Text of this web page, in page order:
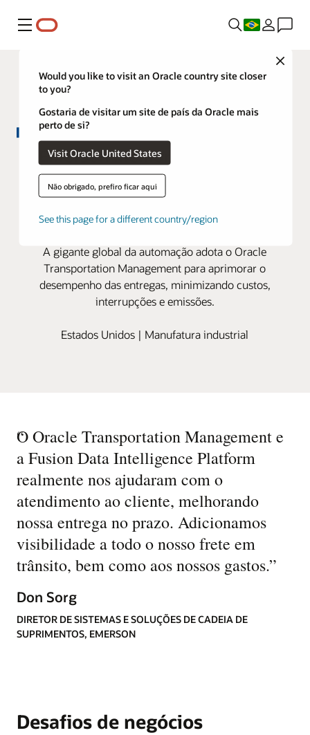
Menu
Close
Would you like to visit an Oracle country site closer
to you?
Gostaria de visitar um site de país da Oracle mais
perto de si?
Visit Oracle United States
Não obrigado, prefiro ficar aqui
See this page for a different country/region
A Emerson melhora a capacidade
de resposta e visibilidade na
Oracle Cloud
A gigante global da automação adota o Oracle
Transportation Management para aprimorar o
desempenho das entregas, minimizando custos,
interrupções e emissões.
Estados Unidos | Manufatura industrial
“
O Oracle Transportation Management e
a Fusion Data Intelligence Platform
realmente nos ajudaram com o
atendimento ao cliente, melhorando
nossa entrega no prazo. Adicionamos
visibilidade a todo o nosso frete em
trânsito, bem como aos nossos gastos.”
Don Sorg
DIRETOR DE SISTEMAS E SOLUÇÕES DE CADEIA DE
SUPRIMENTOS, EMERSON
Desafios de negócios